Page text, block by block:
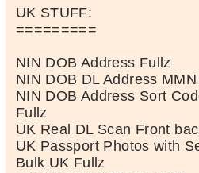
UK STUFF:
=========
NIN DOB Address Fullz
NIN DOB DL Address
NIN DOB Address Sort
Fullz
UK Real DL Scan Front
UK Passport Photos with
Bulk UK Fullz